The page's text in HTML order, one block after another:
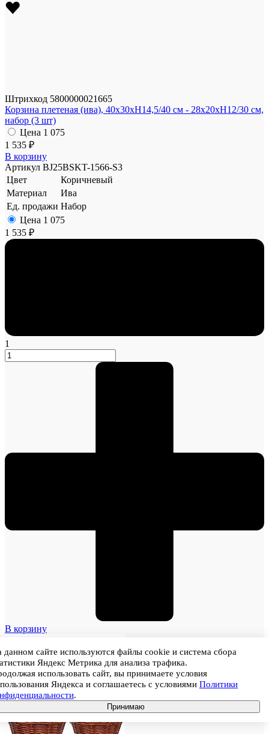
Штрихкод 5800000021665
Корзина плетеная (ива), 40x30xH14,5/40 см - 28x20xH12/30 см,
набор (3 шт)
Цена 1 075
1 535 ₽
В корзину
Артикул BJ25BSKT-1566-S3
Цвет
Коричневый
Материал
Ива
Ед. продажи Набор
Цена 1 075
1 535 ₽
1
В корзину
данном сайте используются файлы cookie и система сбора
Яндекс Метрика для анализа трафика.
использовать сайт, вы принимаете условия
Яндекса и соглашаетесь с условиями Политики
.
Принимаю